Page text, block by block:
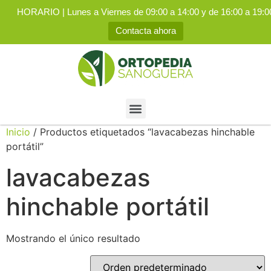
HORARIO | Lunes a Viernes de 09:00 a 14:00 y de 16:00 a
Contacta ahora
Inicio / Productos etiquetados “lavacabezas hinchable
portátil”
lavacabezas
hinchable portátil
Mostrando el único resultado